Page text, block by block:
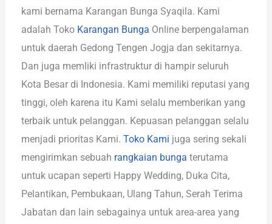
kami bernama Karangan Bunga Syaqila. Kami
adalah Toko Karangan Bunga Online berpengalaman
untuk daerah Gedong Tengen Jogja dan sekitarnya.
Dan juga memliki infrastruktur di hampir seluruh
Kota Besar di Indonesia. Kami memiliki reputasi yang
tinggi, oleh karena itu Kami selalu memberikan yang
terbaik untuk pelanggan. Kepuasan pelanggan selalu
menjadi prioritas Kami.Toko Kami juga sering sekali
mengirimkan sebuah rangkaian bunga terutama
untuk ucapan seperti Happy Wedding, Duka Cita,
Pelantikan, Pembukaan, Ulang Tahun, Serah Terima
Jabatan dan lain sebagainya untuk area-area yang